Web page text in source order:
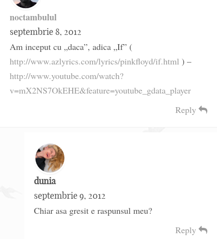
noctambulul
septembrie 8, 2012
Am inceput cu „daca”, adica „If” (
http://www.azlyrics.com/lyrics/pinkfloyd/if.html ) –
http://www.youtube.com/watch?
v=mX2NS7OkEHE&feature=youtube_gdata_player
Reply
dunia
septembrie 9, 2012
Chiar asa gresit e raspunsul meu?
Reply